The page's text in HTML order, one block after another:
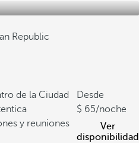
Republic
de la Ciudad
y reuniones
Desde
65/noche
Ver
disponibilidad